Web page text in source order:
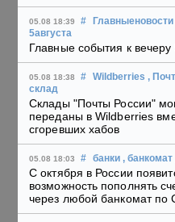
05.08 18:39 # Главныеновости
5августа
Главные события к вечеру
05.08 18:38 # Wildberries ,
склад
Склады "Почты России"
переданы в Wildberries
сгоревших хабов
05.08 18:03 # банки , банкомат
С октября в России
возможность пополнять
через любой банкомат по